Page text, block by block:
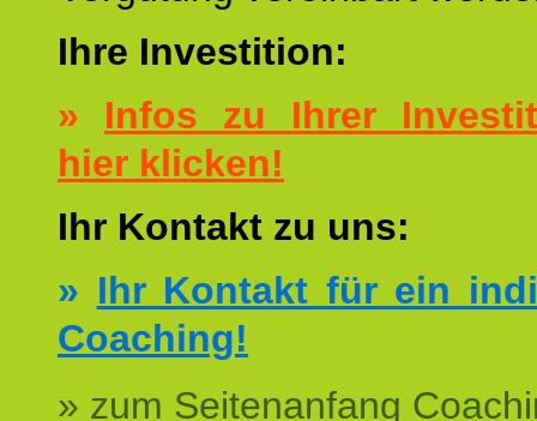
Ihre Investition:
» Infos zu Ihrer
hier klicken!
Ihr Kontakt zu uns:
» Ihr Kontakt für ein
Coaching!
» zum Seitenanfang